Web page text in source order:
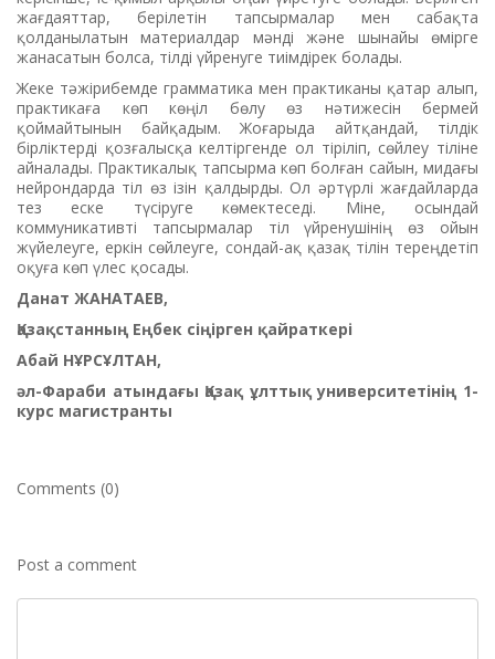
жағдаяттар, берілетін тапсырмалар мен сабақта
қолданылатын материалдар мәнді және шынайы өмірге
жанасатын болса, тілді үйренуге тиімдірек болады.
Жеке тәжірибемде грамматика мен практиканы қатар алып,
практикаға көп көңіл бөлу өз нәтижесін бермей
қоймайтынын байқадым. Жоғарыда айтқандай, тілдік
бірліктерді қозғалысқа келтіргенде ол тіріліп, сөйлеу тіліне
айналады. Практикалық тапсырма көп болған сайын, мидағы
нейрондарда тіл өз ізін қалдырды. Ол әртүрлі жағдайларда
тез еске түсіруге көмектеседі. Міне, осындай
коммуникативті тапсырмалар тіл үйренушінің өз ойын
жүйелеуге, еркін сөйлеуге, сондай-ақ қазақ тілін тереңдетіп
оқуға көп үлес қосады.
Данат ЖАНАТАЕВ,
Қазақстанның Еңбек сіңірген қайраткері
Абай НҰРСҰЛТАН,
әл-Фараби атындағы Қазақ ұлттық университетінің 1-
курc магистранты
Comments (0)
Post a comment